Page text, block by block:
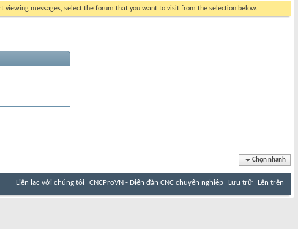
viewing messages, select the forum that you want to visit from the selection below.
Chọn nhanh
Liên lạc với chúng tôi CNCProVN - Diễn đàn CNC chuyên nghiệp Lưu trữ Lên trên